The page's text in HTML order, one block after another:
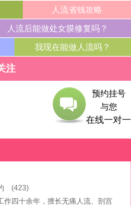
人流省钱攻略
人流后能做处女膜修复吗？
我现在能做人流吗？
注
预约挂号
与您
在线一对一
(423)
作四十余年，擅长无痛人流、剖宫